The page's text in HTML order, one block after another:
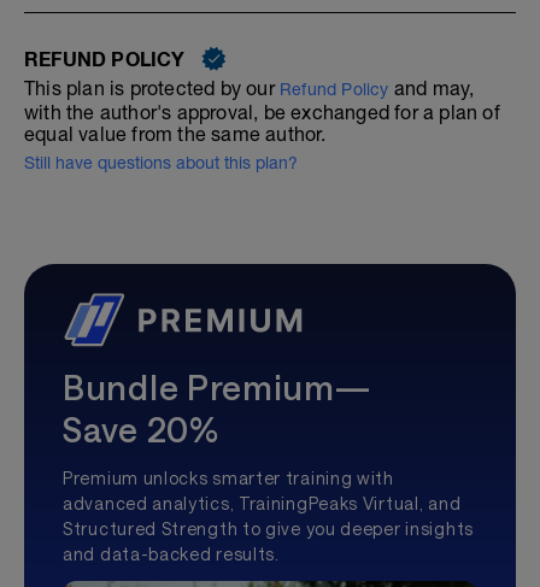
REFUND POLICY
This plan is protected by our Refund Policy and may,
with the author's approval, be exchanged for a plan of
equal value from the same author.
Still have questions about this plan?
Bundle Premium—
Save 20%
Premium unlocks smarter training with
advanced analytics, TrainingPeaks Virtual, and
Structured Strength to give you deeper insights
and data-backed results.